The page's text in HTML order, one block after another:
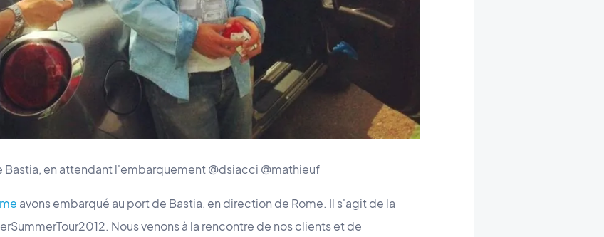
Bastia, en attendant l'embarquement @dsiacci @mathieuf
avons embarqué au port de Bastia, en direction de Rome. Il s'agit de la
Nous venons à la rencontre de nos clients et de